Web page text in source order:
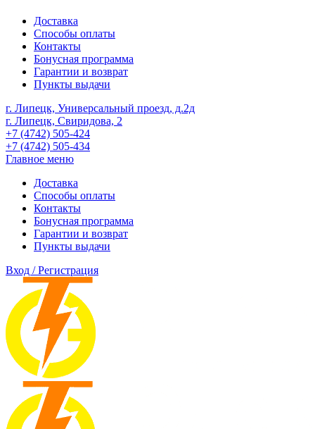
Доставка
Способы оплаты
Контакты
Бонусная программа
Гарантии и возврат
Пункты выдачи
г. Липецк, Универсальный проезд, д.2д
г. Липецк, Свиридова, 2
+7 (4742) 505-424
+7 (4742) 505-434
Главное меню
Доставка
Способы оплаты
Контакты
Бонусная программа
Гарантии и возврат
Пункты выдачи
Вход / Регистрация